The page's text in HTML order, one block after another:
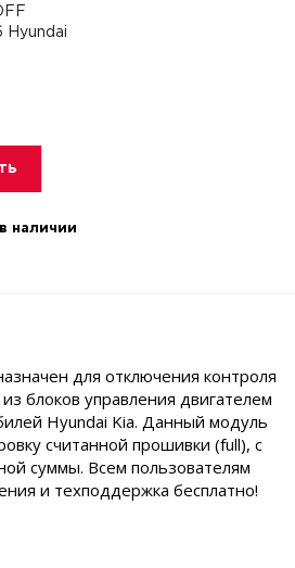
Hyundai
наличии
для отключения контроля
блоков управления двигателем
Hyundai Kia. Данный модуль
считанной прошивки (full), с
суммы. Всем пользователям
и техподдержка бесплатно!